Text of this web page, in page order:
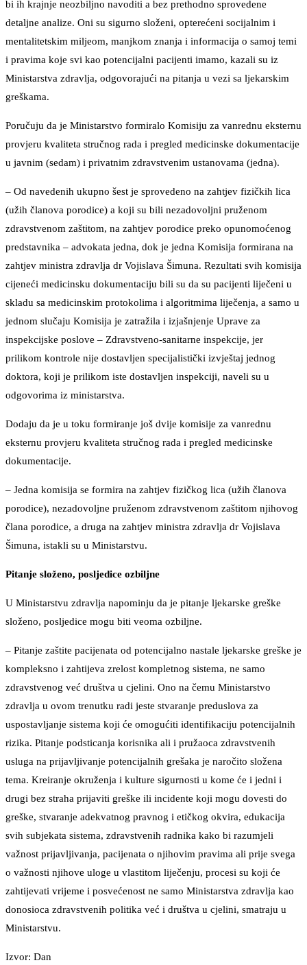
bi ih krajnje neozbiljno navoditi a bez prethodno sprovedene
detaljne analize. Oni su sigurno složeni, opterećeni socijalnim i
mentalitetskim miljeom, manjkom znanja i informacija o samoj temi
i pravima koje svi kao potencijalni pacijenti imamo, kazali su iz
Ministarstva zdravlja, odgovorajući na pitanja u vezi sa ljekarskim
greškama.
Poručuju da je Ministarstvo formiralo Komisiju za vanrednu eksternu
provjeru kvaliteta stručnog rada i pregled medicinske dokumentacije
u javnim (sedam) i privatnim zdravstvenim ustanovama (jedna).
– Od navedenih ukupno šest je sprovedeno na zahtjev fizičkih lica
(užih članova porodice) a koji su bili nezadovoljni pruženom
zdravstvenom zaštitom, na zahtjev porodice preko opunomoćenog
predstavnika – advokata jedna, dok je jedna Komisija formirana na
zahtjev ministra zdravlja dr Vojislava Šimuna. Rezultati svih komisija
cijeneći medicinsku dokumentaciju bili su da su pacijenti liječeni u
skladu sa medicinskim protokolima i algoritmima liječenja, a samo u
jednom slučaju Komisija je zatražila i izjašnjenje Uprave za
inspekcijske poslove – Zdravstveno-sanitarne inspekcije, jer
prilikom kontrole nije dostavljen specijalistički izvještaj jednog
doktora, koji je prilikom iste dostavljen inspekciji, naveli su u
odgovorima iz ministarstva.
Dodaju da je u toku formiranje još dvije komisije za vanrednu
eksternu provjeru kvaliteta stručnog rada i pregled medicinske
dokumentacije.
– Jedna komisija se formira na zahtjev fizičkog lica (užih članova
porodice), nezadovoljne pruženom zdravstvenom zaštitom njihovog
člana porodice, a druga na zahtjev ministra zdravlja dr Vojislava
Šimuna, istakli su u Ministarstvu.
Pitanje složeno, posljedice ozbiljne
U Ministarstvu zdravlja napominju da je pitanje ljekarske greške
složeno, posljedice mogu biti veoma ozbiljne.
– Pitanje zaštite pacijenata od potencijalno nastale ljekarske greške je
kompleksno i zahtijeva zrelost kompletnog sistema, ne samo
zdravstvenog već društva u cjelini. Ono na čemu Ministarstvo
zdravlja u ovom trenutku radi jeste stvaranje preduslova za
uspostavljanje sistema koji će omogućiti identifikaciju potencijalnih
rizika. Pitanje podsticanja korisnika ali i pružaoca zdravstvenih
usluga na prijavljivanje potencijalnih grešaka je naročito složena
tema. Kreiranje okruženja i kulture sigurnosti u kome će i jedni i
drugi bez straha prijaviti greške ili incidente koji mogu dovesti do
greške, stvaranje adekvatnog pravnog i etičkog okvira, edukacija
svih subjekata sistema, zdravstvenih radnika kako bi razumjeli
važnost prijavljivanja, pacijenata o njihovim pravima ali prije svega
o važnosti njihove uloge u vlastitom liječenju, procesi su koji će
zahtijevati vrijeme i posvećenost ne samo Ministarstva zdravlja kao
donosioca zdravstvenih politika već i društva u cjelini, smatraju u
Ministarstvu.
Izvor: Dan